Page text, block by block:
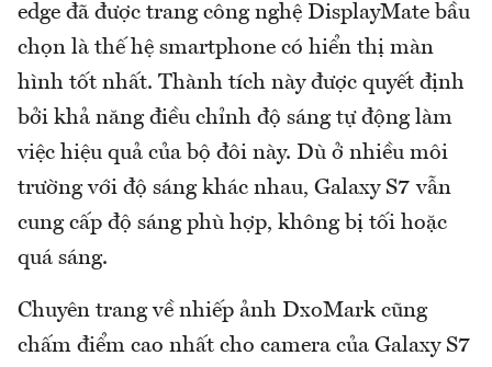
edge đã được trang công nghệ DisplayMate bầu
chọn là thế hệ smartphone có hiển thị màn
hình tốt nhất. Thành tích này được quyết định
bởi khả năng điều chỉnh độ sáng tự động làm
việc hiệu quả của bộ đôi này. Dù ở nhiều môi
trường với độ sáng khác nhau, Galaxy S7 vẫn
cung cấp độ sáng phù hợp, không bị tối hoặc
quá sáng.
Chuyên trang về nhiếp ảnh DxoMark cũng
chấm điểm cao nhất cho camera của Galaxy S7